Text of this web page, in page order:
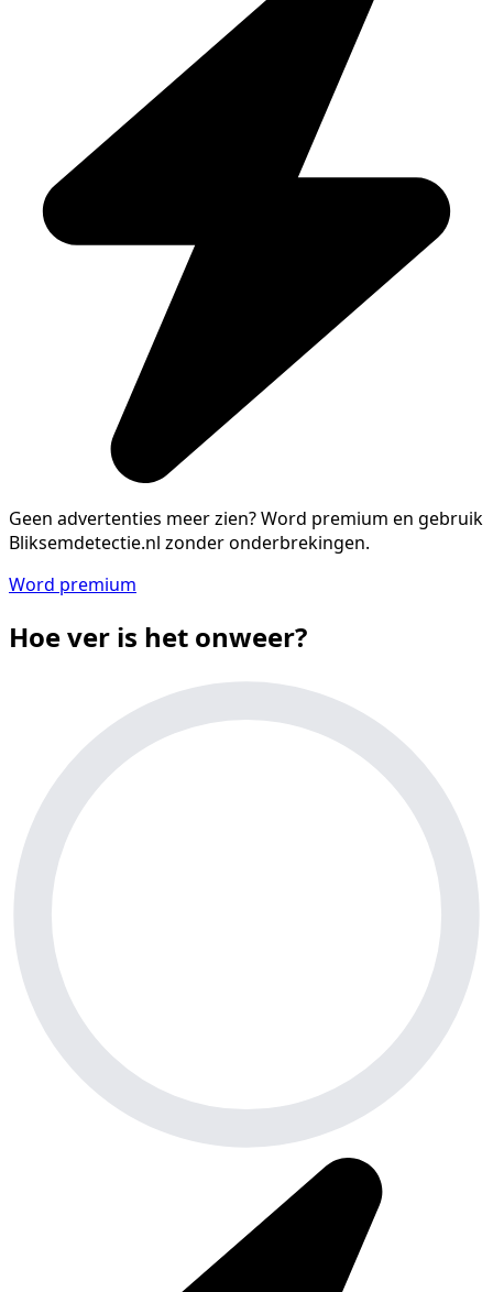
Geen advertenties meer zien?Word premium en gebruik
Bliksemdetectie.nl zonder onderbrekingen.
Word premium
Hoe ver is het onweer?